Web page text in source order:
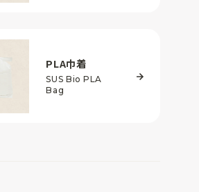
PLA巾着
SUS Bio PLA
Bag